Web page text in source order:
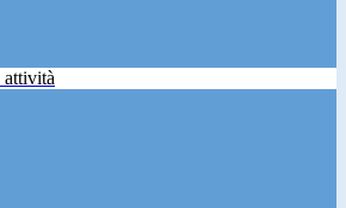
attività